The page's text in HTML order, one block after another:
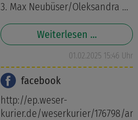
3. Max Neubüser/Oleksandra ...
Weiterlesen …
01.02.2025 15:46 Uhr
facebook
http://ep.weser-
kurier.de/weserkurier/176798/